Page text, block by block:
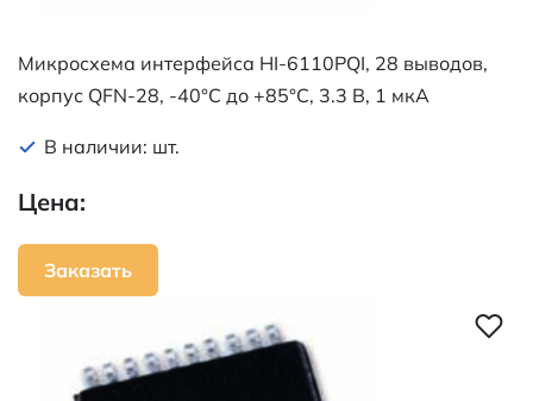
Микросхема интерфейса HI-6110PQI, 28 выводов,
корпус QFN-28, -40°C до +85°C, 3.3 В, 1 мкА
В наличии: шт.
Цена:
Заказать